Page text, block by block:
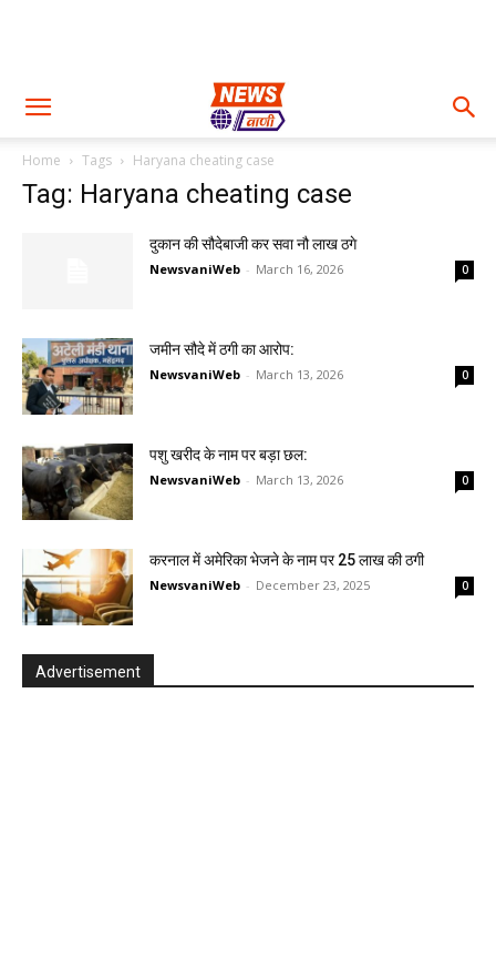
Home Tags Haryana cheating case
Tag: Haryana cheating case
दुकान की सौदेबाजी कर सवा नौ लाख ठगे
NewsvaniWeb - March 16, 2026 0
जमीन सौदे में ठगी का आरोप:
NewsvaniWeb - March 13, 2026 0
पशु खरीद के नाम पर बड़ा छल:
NewsvaniWeb - March 13, 2026 0
करनाल में अमेरिका भेजने के नाम पर 25 लाख की ठगी
NewsvaniWeb - December 23, 2025 0
Advertisement